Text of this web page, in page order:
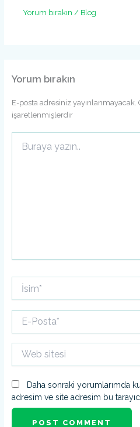
Yorum bırakın / Blog
Yorum bırakın
E-posta adresiniz yayınlanmayacak.
işaretlenmişlerdir
yazın..
İsim*
Posta*
sitesi
Daha sonraki yorumlarımda
adresim ve site adresim bu